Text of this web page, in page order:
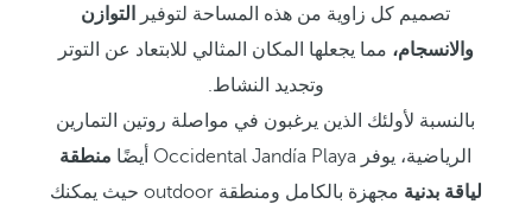
تصميم كل زاوية من هذه المساحة لتوفير
التوازن
والانسجام، مما يجعلها المكان المثالي للابتعاد عن التوتر
وتجديد النشاط.
بالنسبة لأولئك الذين يرغبون في مواصلة روتين التمارين
الرياضية، يوفر Occidental Jandía Playa أيضًا
منطقة
لياقة بدنية
مجهزة بالكامل ومنطقة outdoor حيث يمكنك